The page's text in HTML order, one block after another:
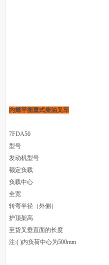
内燃平衡重式柴油叉车
7FDA50
型号
发动机型号
额定负载
负载中心
全宽
转弯半径（外侧）
护顶架高
至货叉垂直面的长度
注:( )内负荷中心为500mm